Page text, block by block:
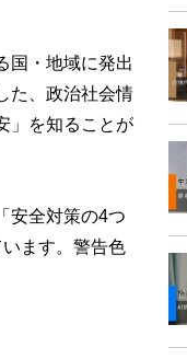
国・地域に発出
た、政治社会情
」を知ることが
安全対策の4つ
ます。警告色